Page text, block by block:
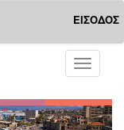
ΕΙΣΟΔΟΣ
Toggle